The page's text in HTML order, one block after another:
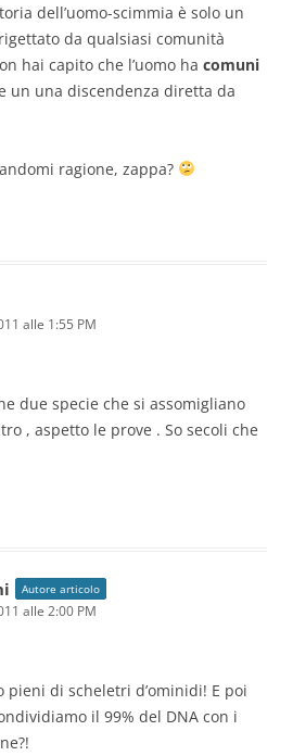
dell’uomo-scimmia è solo un
da qualsiasi comunità
hai capito che l’uomo ha comuni
un una discendenza diretta da
ragione, zappa?
alle 1:55 PM
due specie che si assomigliano
, aspetto le prove . So secoli che
Autore articolo
alle 2:00 PM
pieni di scheletri d’ominidi! E poi
il 99% del DNA con i